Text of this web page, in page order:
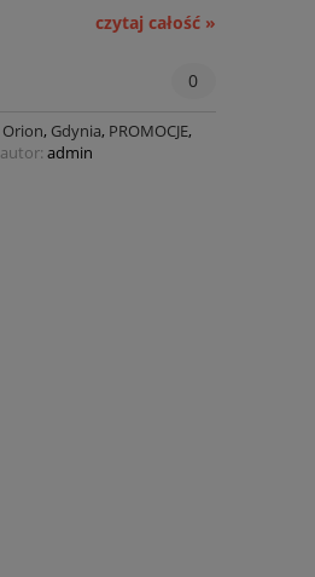
czytaj całość »
0
Orion, Gdynia, PROMOCJE,
autor: admin